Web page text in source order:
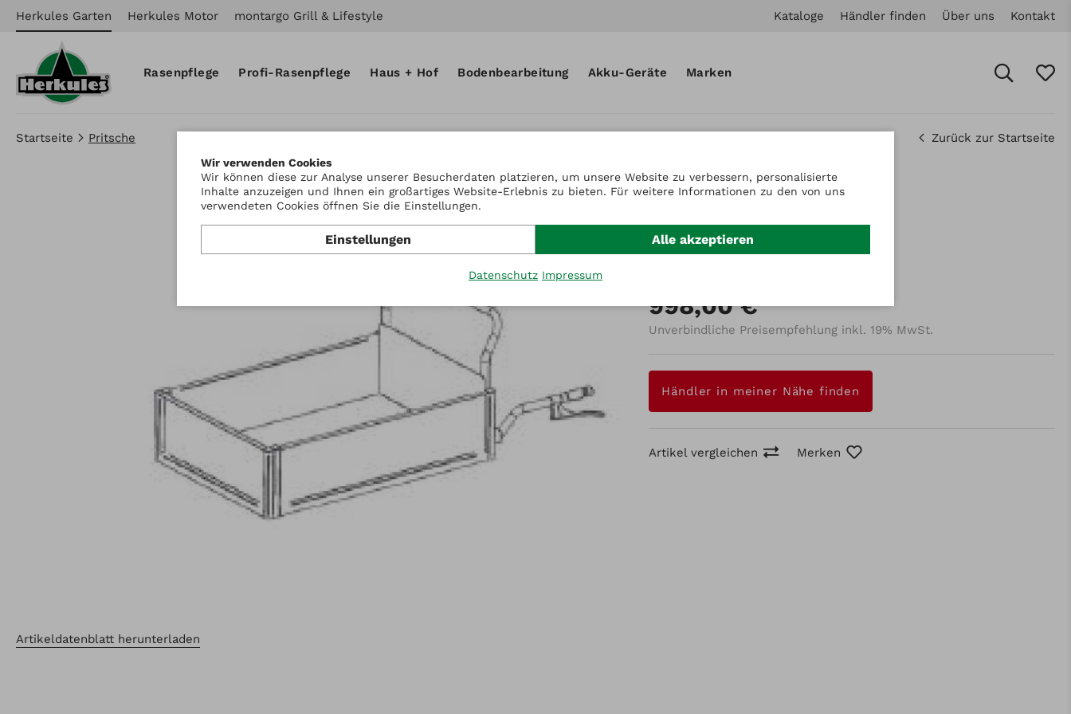
Herkules Garten Herkules Motor montargo Grill & Lifestyle Kataloge Händler finden Über uns Kontakt
Rasenpflege Profi-Rasenpflege Haus + Hof Bodenbearbeitung Akku-Geräte Marken
Startseite Pritsche Zurück zur Startseite
Artikeldatenblatt herunterladen
Pritsche
65x95x20
998,00 €
Unverbindliche Preisempfehlung inkl. 19% MwSt.
Händler in meiner Nähe finden
Artikel vergleichen Merken
Wir verwenden Cookies
Wir können diese zur Analyse unserer Besucherdaten platzieren, um unsere Website zu verbessern, personalisierte
Inhalte anzuzeigen und Ihnen ein großartiges Website-Erlebnis zu bieten. Für weitere Informationen zu den von uns
verwendeten Cookies öffnen Sie die Einstellungen.
Einstellungen Alle akzeptieren
Datenschutz Impressum